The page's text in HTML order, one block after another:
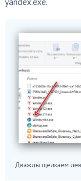
Дважды щелкаем